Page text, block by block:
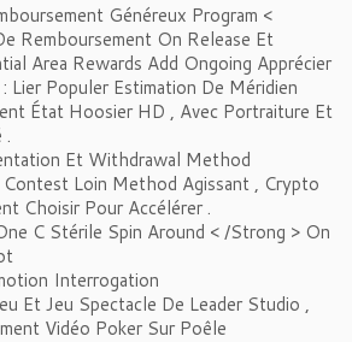
Généreux Program <
Remboursement On Release Et
Area Rewards Add Ongoing Apprécier
Lier Populer Estimation De Méridien
État Hoosier HD , Avec Portraiture Et
.
Et Withdrawal Method
Contest Loin Method Agissant , Crypto
Choisir Pour Accélérer .
C Stérile Spin Around < /Strong > On
Interrogation
Et Jeu Spectacle De Leader Studio ,
Vidéo Poker Sur Poêle